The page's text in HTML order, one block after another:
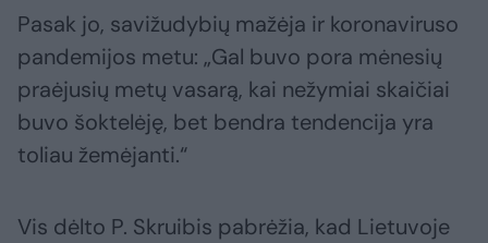
Pasak jo, savižudybių mažėja ir koronaviruso
pandemijos metu: „Gal buvo pora mėnesių
praėjusių metų vasarą, kai nežymiai skaičiai
buvo šoktelėję, bet bendra tendencija yra
toliau žemėjanti.“
Vis dėlto P. Skruibis pabrėžia, kad Lietuvoje